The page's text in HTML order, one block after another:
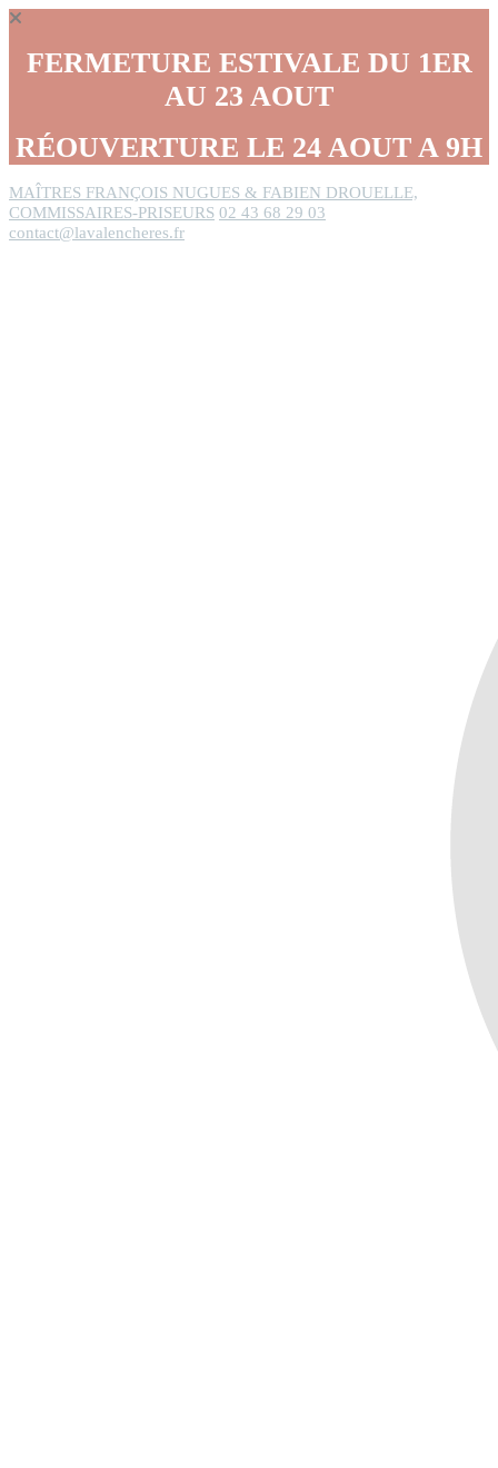
FERMETURE ESTIVALE DU 1ER
AU 23 AOUT
RÉOUVERTURE LE 24 AOUT A 9H
MAÎTRES FRANÇOIS NUGUES & FABIEN DROUELLE,
COMMISSAIRES-PRISEURS 02 43 68 29 03
contact@lavalencheres.fr
Panneau de gestion des cookies